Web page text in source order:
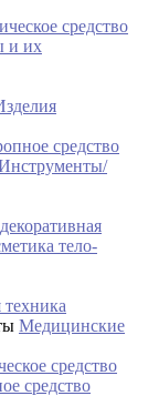
средство
и их
средство
тело-
Медицинские
средство
средство